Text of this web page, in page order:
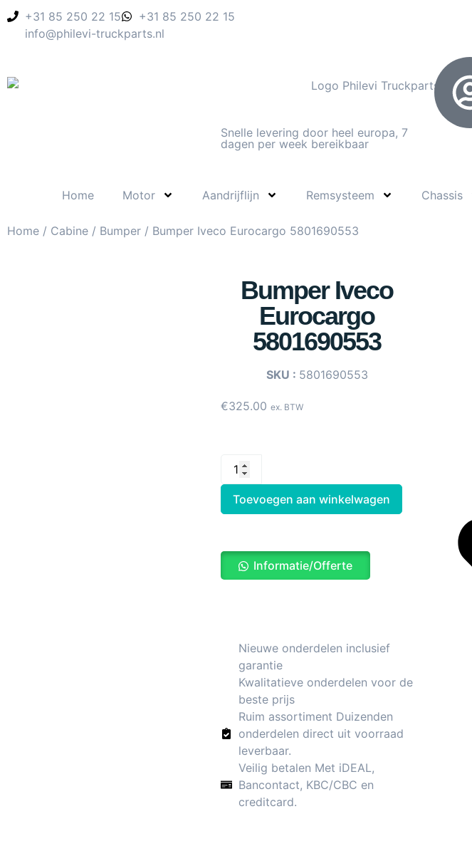
+31 85 250 22 15
+31 85 250 22 15
info@philevi-truckparts.nl
Snelle levering door heel europa, 7
dagen per week bereikbaar
Home Motor Aandrijflijn Remsysteem Chassis
Home / Cabine / Bumper / Bumper Iveco Eurocargo 5801690553
Bumper Iveco
Eurocargo
5801690553
SKU : 5801690553
€325.00 ex. BTW
Toevoegen aan winkelwagen
Informatie/Offerte
Nieuwe onderdelen inclusief
garantie
Kwalitatieve onderdelen voor de
beste prijs
Ruim assortiment Duizenden
onderdelen direct uit voorraad
leverbaar.
Veilig betalen Met iDEAL,
Bancontact, KBC/CBC en
creditcard.